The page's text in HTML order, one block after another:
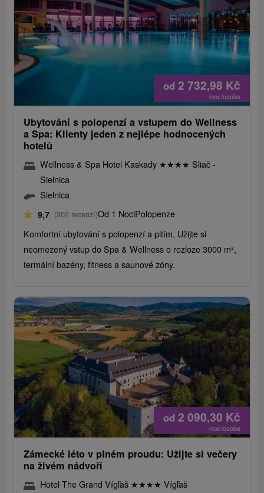
od 2 732,98 Kč
/noc/osoba
Ubytování s polopenzí a vstupem do Wellness
a Spa: Klienty jeden z nejlépe hodnocených
hotelů
Wellness & Spa Hotel Kaskady ★★★★ Sliač -
Sielnica
Sielnica
9,7 (202 recenzí)Od 1 NociPolopenze
Komfortní ubytování s polopenzí a pitím. Užijte si
neomezený vstup do Spa & Wellness o rozloze 3000 m²,
termální bazény, fitness a saunové zóny.
od 2 090,30 Kč
/noc/osoba
Zámecké léto v plném proudu: Užijte si večery
na živém nádvoří
Hotel The Grand Vígľaš ★★★★ Vígľaš